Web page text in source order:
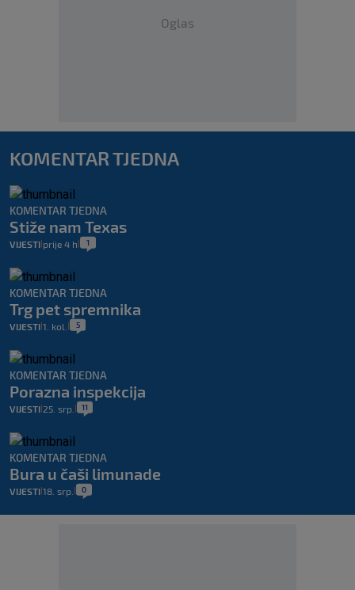
Oglas
KOMENTAR TJEDNA
KOMENTAR TJEDNA
Stiže nam Texas
VIJESTI prije 4 h 1
KOMENTAR TJEDNA
Trg pet spremnika
VIJESTI 1. kol. 5
KOMENTAR TJEDNA
Porazna inspekcija
VIJESTI 25. srp. 11
KOMENTAR TJEDNA
Bura u čaši limunade
VIJESTI 18. srp. 0